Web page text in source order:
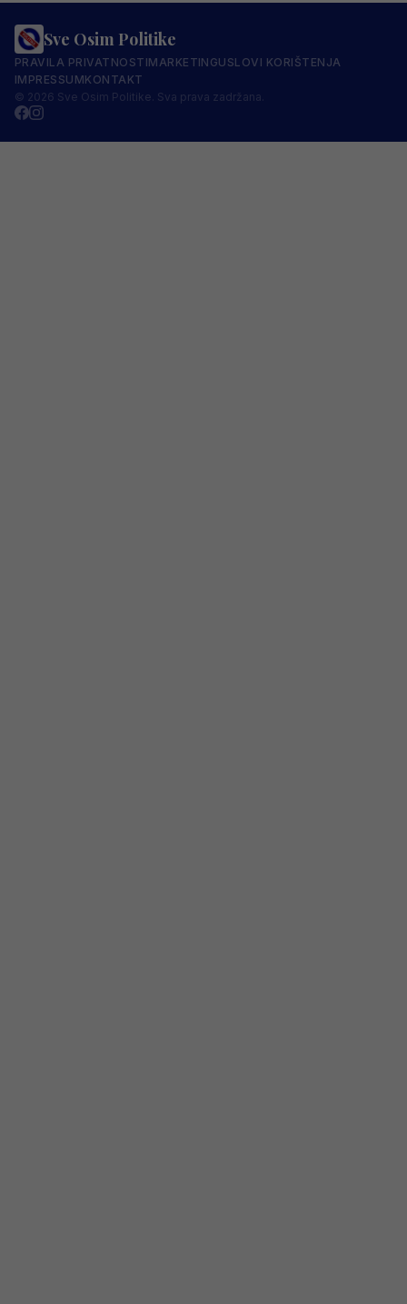
Sve Osim Politike
PRAVILA PRIVATNOSTIMARKETINGUSLOVI KORIŠTENJA
IMPRESSUMKONTAKT
© 2026 Sve Osim Politike. Sva prava zadržana.